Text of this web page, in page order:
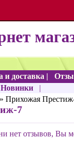
и доставка |
Новинки |
» Прихожая
7
нет отзывов, Вы